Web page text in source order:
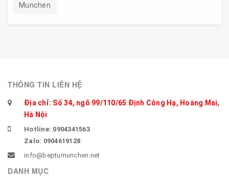
Munchen
THÔNG TIN LIÊN HỆ
Địa chỉ: Số 34, ngõ 99/110/65 Định Công Hạ, Hoàng Mai,
Hà Nội
Hotline: 0904341563
Zalo: 0904619128
info@beptumunchen.net
DANH MỤC